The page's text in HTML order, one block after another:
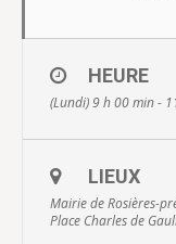
HEURE
(Lundi) 9 h 00 min -
LIEUX
Mairie de Rosières-
Place Charles de